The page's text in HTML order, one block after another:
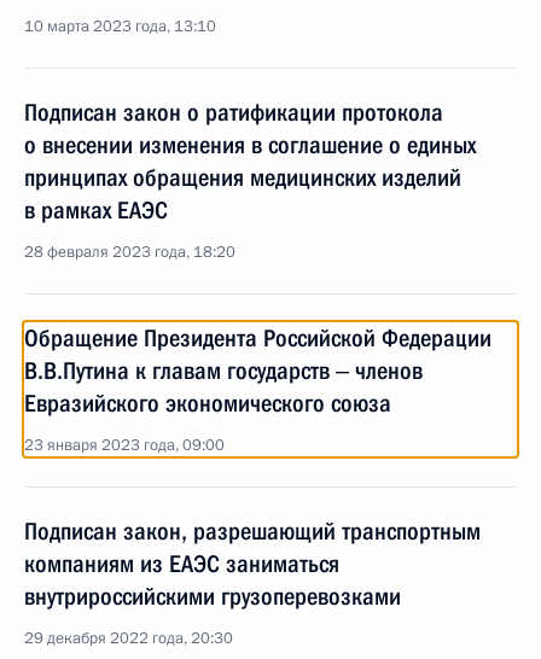
10 марта 2023 года, 13:10
Подписан закон о ратификации протокола
о внесении изменения в соглашение о единых
принципах обращения медицинских изделий
в рамках ЕАЭС
28 февраля 2023 года, 18:20
Обращение Президента Российской Федерации
В.В.Путина к главам государств ‒ членов
Евразийского экономического союза
23 января 2023 года, 09:00
Подписан закон, разрешающий транспортным
компаниям из ЕАЭС заниматься
внутрироссийскими грузоперевозками
29 декабря 2022 года, 20:30